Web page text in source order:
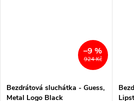
924 Kč
–9 %
Bezdrátová sluchátka - Guess,
Metal Logo Black